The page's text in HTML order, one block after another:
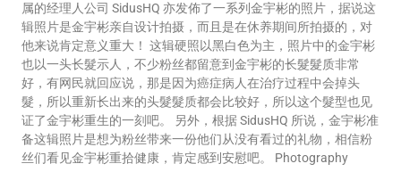
属的经理人公司 SidusHQ 亦发佈了一系列金宇彬的照片，据说这
辑照片是金宇彬亲自设计拍摄，而且是在休养期间所拍摄的，对
他来说肯定意义重大！ 这辑硬照以黑白色为主，照片中的金宇彬
也以一头长髮示人，不少粉丝都留意到金宇彬的长髮髮质非常
好，有网民就回应说，那是因为癌症病人在治疗过程中会掉头
髮，所以重新长出来的头髮髮质都会比较好，所以这个髮型也见
证了金宇彬重生的一刻吧。 另外，根据 SidusHQ 所说，金宇彬准
备这辑照片是想为粉丝带来一份他们从没有看过的礼物，相信粉
丝们看见金宇彬重拾健康，肯定感到安慰吧。 Photography